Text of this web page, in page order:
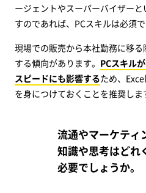
ージェントやスーパーバイザー
すのであれば、PCスキルは必須で
現場での販売から本社勤務に移
する傾向があります。 PCスキル
スピードにも影響するため、
を身につけておくことを推奨しま
流通やマーケティ
知識や思考はどれ
必要でしょうか。